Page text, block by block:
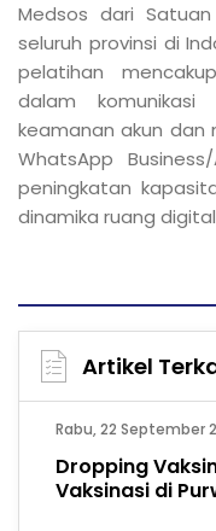
Medsos dari
seluruh provinsi di
pelatihan
dalam komunikasi
keamanan akun
WhatsApp
peningkatan
dinamika ruang
Artikel
Rabu, 22 September
Dropping
Vaksinasi di